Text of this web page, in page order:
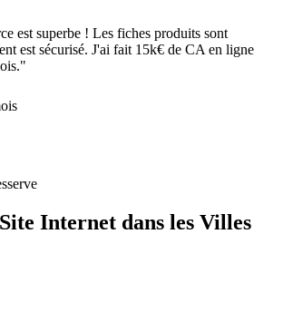
est superbe ! Les fiches produits sont
est sécurisé. J'ai fait 15k€ de CA en ligne
"
Internet dans les Villes